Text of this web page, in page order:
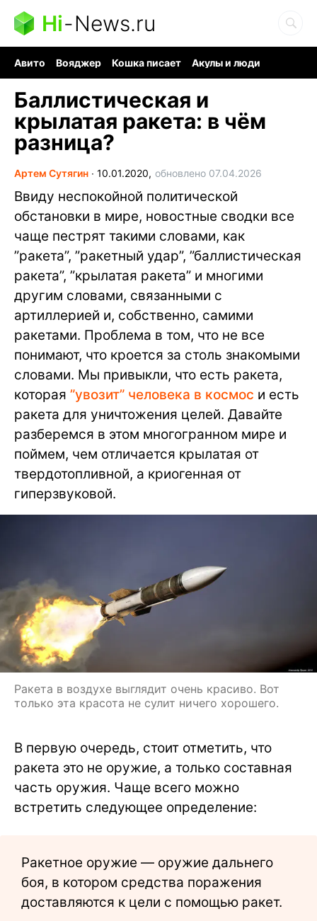
Hi-News.ru
Авито Вояджер Кошка писает
Акулы и люди
Баллистическая и
крылатая ракета: в чём
разница?
Артем Сутягин ∙ 10.01.2020, обновлено 07.04.2026
Ввиду неспокойной политической
обстановки в мире, новостные сводки все
чаще пестрят такими словами, как
”ракета”, ”ракетный удар”, ”баллистическая
ракета”, ”крылатая ракета” и многими
другим словами, связанными с
артиллерией и, собственно, самими
ракетами. Проблема в том, что не все
понимают, что кроется за столь знакомыми
словами. Мы привыкли, что есть ракета,
которая ”увозит” человека в космос и есть
ракета для уничтожения целей. Давайте
разберемся в этом многогранном мире и
поймем, чем отличается крылатая от
твердотопливной, а криогенная от
гиперзвуковой.
Ракета в воздухе выглядит очень красиво. Вот
только эта красота не сулит ничего хорошего.
В первую очередь, стоит отметить, что
ракета это не оружие, а только составная
часть оружия. Чаще всего можно
встретить следующее определение:
Ракетное оружие — оружие дальнего
боя, в котором средства поражения
доставляются к цели с помощью ракет.